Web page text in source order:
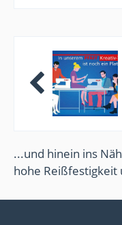
...und hinein ins
hohe Reißfestigkeit